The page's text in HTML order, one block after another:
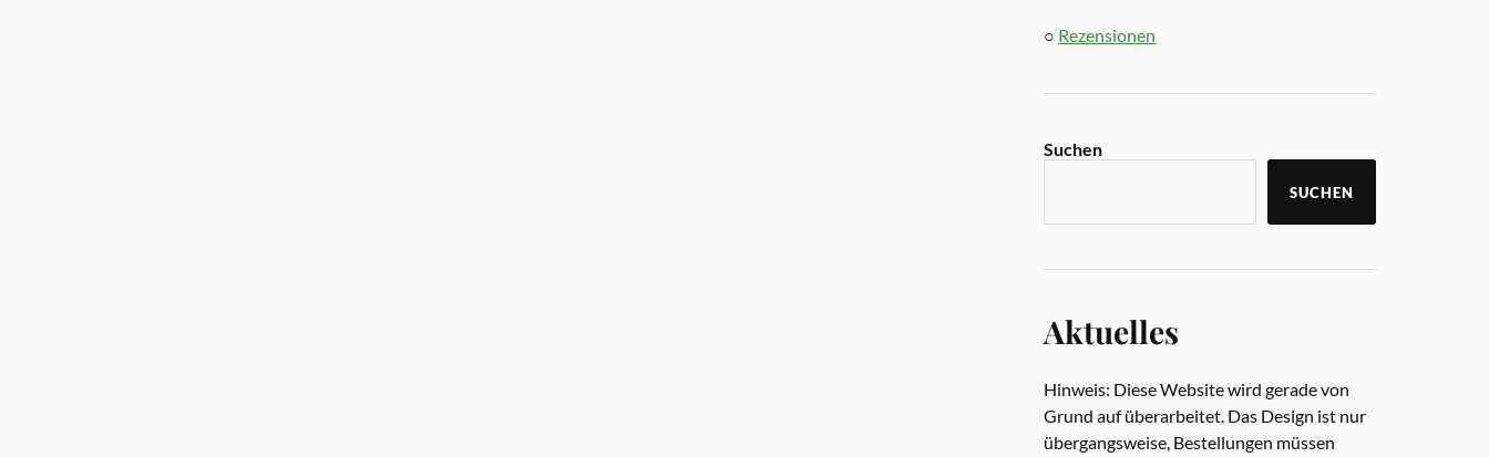
○ Rezensionen
Suchen
SUCHEN
Aktuelles
Hinweis: Diese Website wird gerade von
Grund auf überarbeitet. Das Design ist nur
übergangsweise, Bestellungen müssen